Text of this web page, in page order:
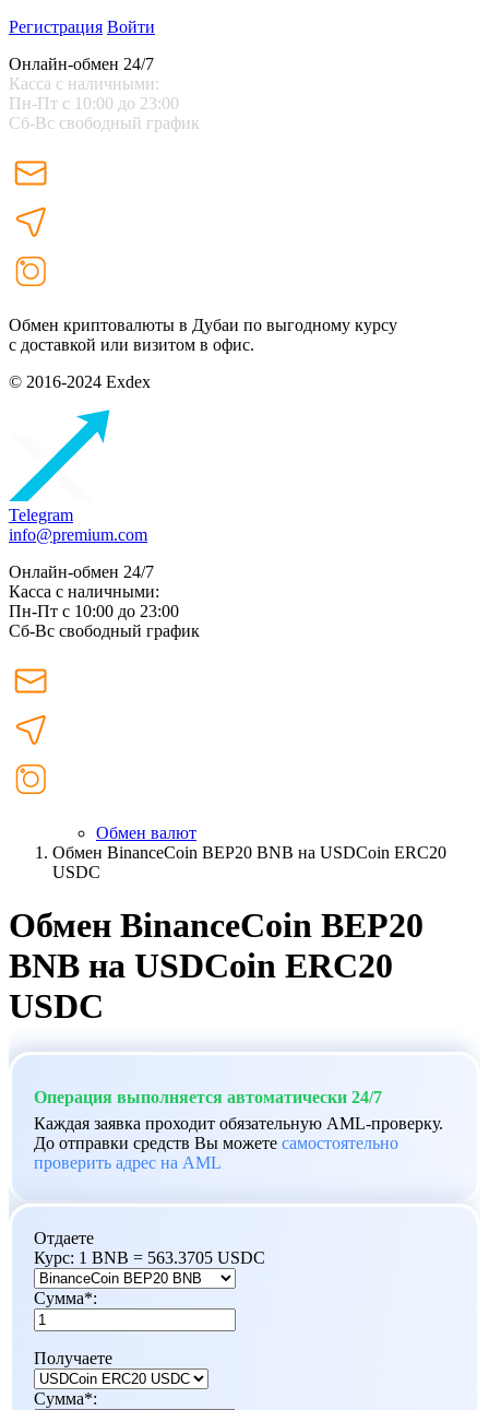
Регистрация Войти
Онлайн-обмен 24/7
Касса с наличными:
Пн-Пт с 10:00 до 23:00
Сб-Вс свободный график
Обмен криптовалюты в Дубаи по выгодному курсу
с доставкой или визитом в офис.
© 2016-2024 Exdex
Telegram
info@premium.com
Онлайн-обмен 24/7
Касса с наличными:
Пн-Пт с 10:00 до 23:00
Сб-Вс свободный график
Обмен валют
Обмен BinanceCoin BEP20 BNB на USDCoin ERC20
USDC
Обмен BinanceCoin BEP20
BNB на USDCoin ERC20
USDC
Операция выполняется автоматически 24/7
Каждая заявка проходит обязательную AML-проверку.
До отправки средств Вы можете самостоятельно
проверить адрес на AML
Отдаете
Курс: 1 BNB = 563.3705 USDC
Сумма*:
Получаете
Сумма*: